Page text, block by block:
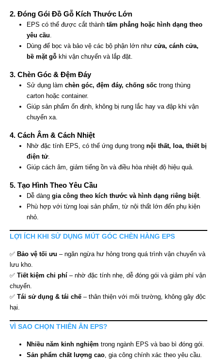
2. Đóng Gói Đồ Gỗ Kích Thước Lớn
EPS có thể được cắt thành tấm phẳng hoặc hình dạng theo
yêu cầu
Dùng để bọc và bảo vệ các bộ phận lớn như cửa, cánh cửa,
bề mặt gỗ khi vận chuyển và lắp đặt.
3. Chèn Góc & Đệm Đáy
Sử dụng làm chèn góc, đệm đáy, chống sốc trong thùng
carton hoặc container.
Giúp sản phẩm ổn định, không bị rung lắc hay va đập khi vận
chuyển xa.
4. Cách Âm & Cách Nhiệt
Nhờ đặc tính EPS, có thể ứng dụng trong nội thất, loa, thiết bị
điện tử.
Giúp cách âm, giảm tiếng ồn và điều hòa nhiệt độ hiệu quả.
5. Tạo Hình Theo Yêu Cầu
Dễ dàng gia công theo kích thước và hình dạng riêng biệt.
Phù hợp với từng loại sản phẩm, từ nội thất lớn đến phụ kiện
nhỏ.
LỢI ÍCH KHI SỬ DỤNG MÚT GÓC CHÈN HÀNG EPS
✅ Bảo vệ tối ưu – ngăn ngừa hư hỏng trong quá trình vận chuyển và
lưu kho.
✅ Tiết kiệm chi phí – nhờ đặc tính nhẹ, dễ đóng gói và giảm phí vận
chuyển.
✅ Tái sử dụng & tái chế – thân thiện với môi trường, không gây độc
hại.
VÌ SAO CHỌN THIÊN ÂN EPS?
Nhiều năm kinh nghiệm trong ngành EPS và bao bì đóng gói.
Sản phẩm chất lượng cao , gia công chính xác theo yêu cầu.